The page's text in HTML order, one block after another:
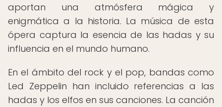
aportan una atmósfera mágica y
enigmática a la historia. La música de esta
ópera captura la esencia de las hadas y su
influencia en el mundo humano.
En el ámbito del rock y el pop, bandas como
Led Zeppelin han incluido referencias a las
hadas y los elfos en sus canciones. La canción